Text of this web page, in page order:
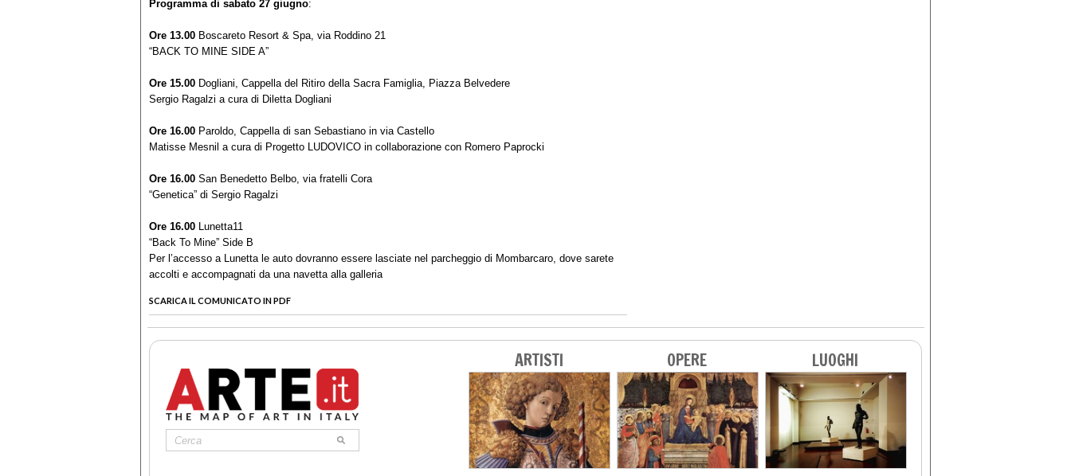
Programma di sabato 27 giugno:
Ore 13.00 Boscareto Resort & Spa, via Roddino 21
“BACK TO MINE SIDE A”
Ore 15.00 Dogliani, Cappella del Ritiro della Sacra Famiglia, Piazza Belvedere
Sergio Ragalzi a cura di Diletta Dogliani
Ore 16.00 Paroldo, Cappella di san Sebastiano in via Castello
Matisse Mesnil a cura di Progetto LUDOVICO in collaborazione con Romero Paprocki
Ore 16.00 San Benedetto Belbo, via fratelli Cora
“Genetica” di Sergio Ragalzi
Ore 16.00 Lunetta11
“Back To Mine” Side B
Per l’accesso a Lunetta le auto dovranno essere lasciate nel parcheggio di Mombarcaro, dove sarete
accolti e accompagnati da una navetta alla galleria
SCARICA IL COMUNICATO IN PDF
ARTISTI OPERE LUOGHI